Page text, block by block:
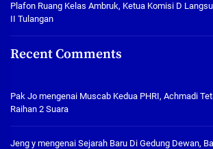
Plafon Ruang Kelas Ambruk, Ketua Komisi D
II Tulangan
Recent Comments
Pak Jo mengenai Muscab Kedua PHRI, Achmadi
Raihan 2 Suara
Jeng y mengenai Sejarah Baru Di Gedung Dewan,